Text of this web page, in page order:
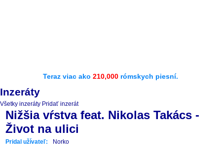
Teraz viac ako 210,000 rómskych piesní.
Inzeráty
Všetky inzeráty Pridať inzerát
Nižšia vŕstva feat. Nikolas Takács -
Život na ulici
Pridal užívateľ: Norko